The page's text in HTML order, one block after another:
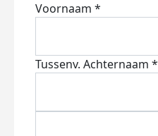
Voornaam *
Tussenv. Achternaam *